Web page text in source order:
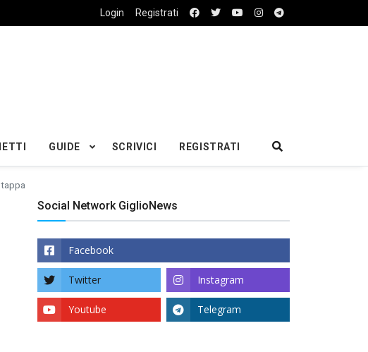
Login Registrati
GUIDE SCRIVICI REGISTRATI
Social Network GiglioNews
Facebook
Twitter Instagram
Youtube Telegram